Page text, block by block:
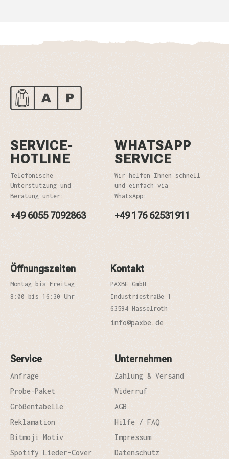
SERVICE-
HOTLINE
Telefonische
Unterstützung und
Beratung unter:
+49 6055 7092863
WHATSAPP
SERVICE
Wir helfen Ihnen schnell
und einfach via
WhatsApp:
+49 176 62531911
Öffnungszeiten
Montag bis Freitag
8:00 bis 16:30 Uhr
Kontakt
PAXBE GmbH
Industriestraße 1
63594 Hasselroth
info@paxbe.de
Service
Anfrage
Probe-Paket
Größentabelle
Reklamation
Bitmoji Motiv
Spotify Lieder-Cover
Unternehmen
Zahlung & Versand
Widerruf
AGB
Hilfe / FAQ
Impressum
Datenschutz